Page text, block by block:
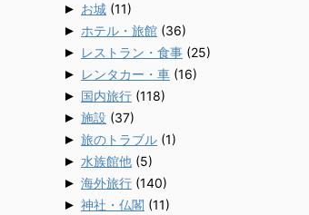
► お城 (11)
► ホテル・旅館 (36)
► レストラン・食事 (25)
► レンタカー・車 (16)
► 国内旅行 (118)
► 施設 (37)
► 旅のトラブル (1)
► 水族館他 (5)
► 海外旅行 (140)
► 神社・仏閣 (11)